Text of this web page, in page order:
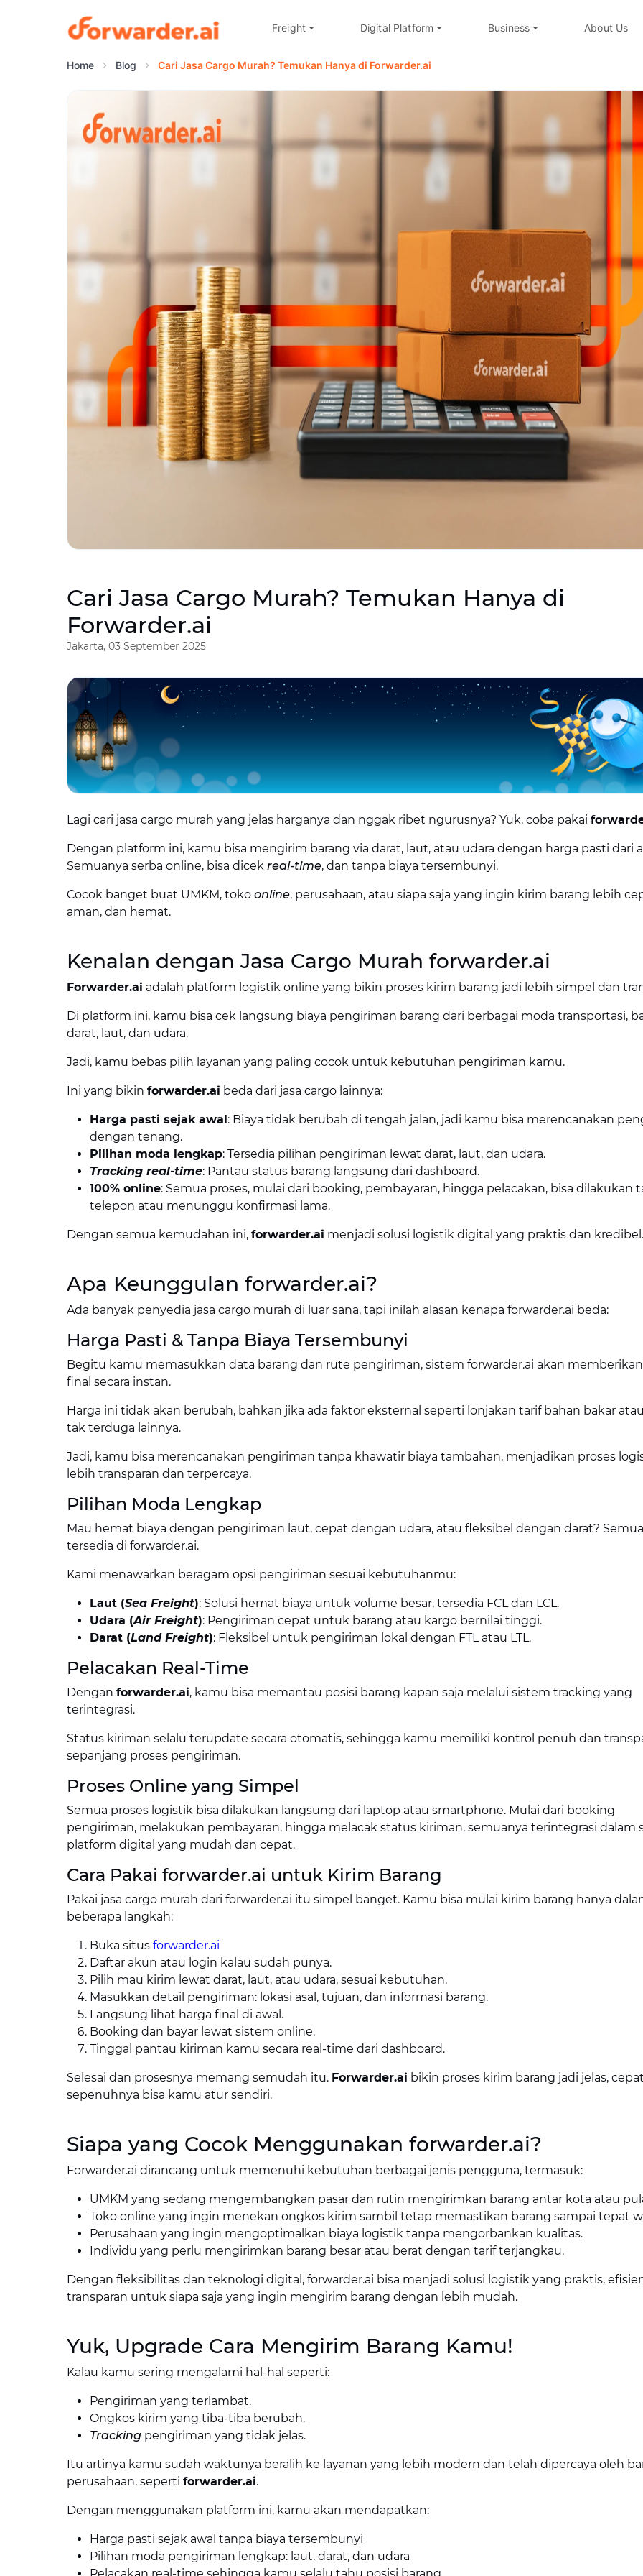
Forwarder
Freight Digital Platform Business About Us
Home Blog Cari Jasa Cargo Murah? Temukan Hanya di Forwarder.ai
Cari Jasa Cargo Murah? Temukan Hanya di
Forwarder.ai
Jakarta, 03 September 2025
Lagi cari jasa cargo murah yang jelas harganya dan nggak ribet ngurusnya? Yuk, coba pakai
Dengan platform ini, kamu bisa mengirim barang via darat, laut, atau udara dengan harga pasti dari
Semuanya serba online, bisa dicek real-time, dan tanpa biaya tersembunyi.
Cocok banget buat UMKM, toko online, perusahaan, atau siapa saja yang ingin kirim barang lebih
aman, dan hemat.
Kenalan dengan Jasa Cargo Murah forwarder.ai
Forwarder.ai adalah platform logistik online yang bikin proses kirim barang jadi lebih simpel dan
Di platform ini, kamu bisa cek langsung biaya pengiriman barang dari berbagai moda transportasi,
darat, laut, dan udara.
Jadi, kamu bebas pilih layanan yang paling cocok untuk kebutuhan pengiriman kamu.
Ini yang bikin forwarder.ai beda dari jasa cargo lainnya:
Harga pasti sejak awal : Biaya tidak berubah di tengah jalan, jadi kamu bisa merencanakan
dengan tenang.
Pilihan moda lengkap: Tersedia pilihan pengiriman lewat darat, laut, dan udara.
Tracking real-time: Pantau status barang langsung dari dashboard.
100% online: Semua proses, mulai dari booking, pembayaran, hingga pelacakan, bisa dilakukan
telepon atau menunggu konfirmasi lama.
Dengan semua kemudahan ini, forwarder.ai menjadi solusi logistik digital yang praktis dan kredibel.
Apa Keunggulan forwarder.ai?
Ada banyak penyedia jasa cargo murah di luar sana, tapi inilah alasan kenapa forwarder.ai beda:
Harga Pasti & Tanpa Biaya Tersembunyi
Begitu kamu memasukkan data barang dan rute pengiriman, sistem forwarder.ai akan
final secara instan.
Harga ini tidak akan berubah, bahkan jika ada faktor eksternal seperti lonjakan tarif bahan bakar
tak terduga lainnya.
Jadi, kamu bisa merencanakan pengiriman tanpa khawatir biaya tambahan, menjadikan proses
lebih transparan dan terpercaya.
Pilihan Moda Lengkap
Mau hemat biaya dengan pengiriman laut, cepat dengan udara, atau fleksibel dengan darat? Semua
tersedia di forwarder.ai.
Kami menawarkan beragam opsi pengiriman sesuai kebutuhanmu:
Laut (Sea Freight): Solusi hemat biaya untuk volume besar, tersedia FCL dan LCL.
Udara (Air Freight): Pengiriman cepat untuk barang atau kargo bernilai tinggi.
Darat (Land Freight): Fleksibel untuk pengiriman lokal dengan FTL atau LTL.
Pelacakan Real-Time
Dengan forwarder.ai, kamu bisa memantau posisi barang kapan saja melalui sistem tracking yang
terintegrasi.
Status kiriman selalu terupdate secara otomatis, sehingga kamu memiliki kontrol penuh dan
sepanjang proses pengiriman.
Proses Online yang Simpel
Semua proses logistik bisa dilakukan langsung dari laptop atau smartphone. Mulai dari booking
pengiriman, melakukan pembayaran, hingga melacak status kiriman, semuanya terintegrasi dalam
platform digital yang mudah dan cepat.
Cara Pakai forwarder.ai untuk Kirim Barang
Pakai jasa cargo murah dari forwarder.ai itu simpel banget. Kamu bisa mulai kirim barang hanya
beberapa langkah:
Buka situs forwarder.ai
Daftar akun atau login kalau sudah punya.
Pilih mau kirim lewat darat, laut, atau udara, sesuai kebutuhan.
Masukkan detail pengiriman: lokasi asal, tujuan, dan informasi barang.
Langsung lihat harga final di awal.
Booking dan bayar lewat sistem online.
Tinggal pantau kiriman kamu secara real-time dari dashboard.
Selesai dan prosesnya memang semudah itu. Forwarder.ai bikin proses kirim barang jadi jelas,
sepenuhnya bisa kamu atur sendiri.
Siapa yang Cocok Menggunakan forwarder.ai?
Forwarder.ai dirancang untuk memenuhi kebutuhan berbagai jenis pengguna, termasuk:
UMKM yang sedang mengembangkan pasar dan rutin mengirimkan barang antar kota atau
Toko online yang ingin menekan ongkos kirim sambil tetap memastikan barang sampai tepat
Perusahaan yang ingin mengoptimalkan biaya logistik tanpa mengorbankan kualitas.
Individu yang perlu mengirimkan barang besar atau berat dengan tarif terjangkau.
Dengan fleksibilitas dan teknologi digital, forwarder.ai bisa menjadi solusi logistik yang praktis,
transparan untuk siapa saja yang ingin mengirim barang dengan lebih mudah.
Yuk, Upgrade Cara Mengirim Barang Kamu!
Kalau kamu sering mengalami hal-hal seperti:
Pengiriman yang terlambat.
Ongkos kirim yang tiba-tiba berubah.
Trackingpengiriman yang tidak jelas.
Itu artinya kamu sudah waktunya beralih ke layanan yang lebih modern dan telah dipercaya oleh
perusahaan, seperti forwarder.ai.
Dengan menggunakan platform ini, kamu akan mendapatkan:
Harga pasti sejak awal tanpa biaya tersembunyi
Pilihan moda pengiriman lengkap: laut, darat, dan udara